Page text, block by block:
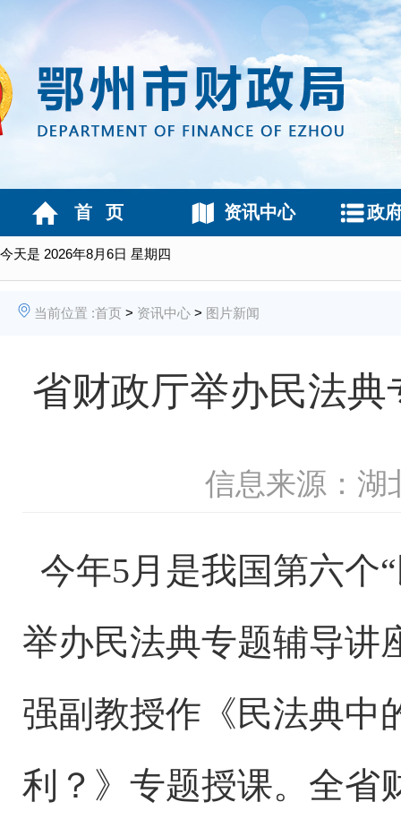
今天是 2026年8月6日 星期四
首 页 资讯中心 政
当前位置 :首页 > 资讯中心 > 图片新闻
省财政厅举办民法
信息来源：湖
今年5月是我国第六个
举办民法典专题辅导讲
强副教授作《民法典中
利？》专题授课。全省